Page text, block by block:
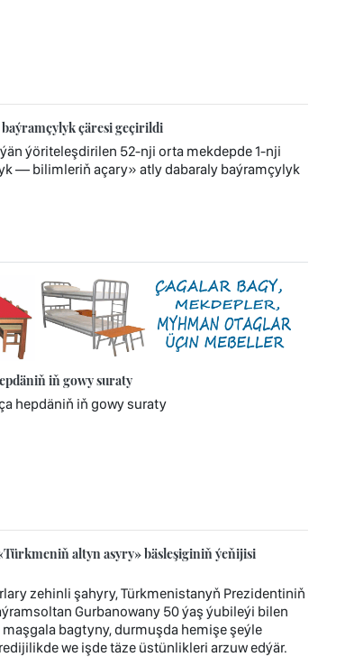
çäresi geçirildi
ýöriteleşdirilen 52-nji orta mekdepde 1-nji
— bilimleriň açary» atly dabaraly baýramçylyk
iň gowy suraty
hepdäniň iň gowy suraty
altyn asyry» bäsleşiginiň ýeňijisi
zehinli şahyry, Türkmenistanyň Prezidentiniň
Gurbanowany 50 ýaş ýubileýi bilen
bagtyny, durmuşda hemişe şeýle
we işde täze üstünlikleri arzuw edýär.